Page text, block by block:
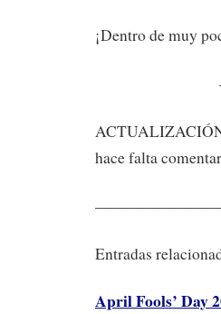
¡Dentro de muy
hace falta
Entradas
April Fools’ Day